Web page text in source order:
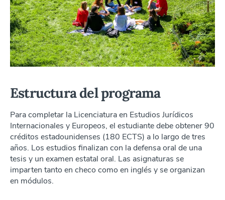
Estructura del programa
Para completar la Licenciatura en Estudios Jurídicos
Internacionales y Europeos, el estudiante debe obtener 90
créditos estadounidenses (180 ECTS) a lo largo de tres
años. Los estudios finalizan con la defensa oral de una
tesis y un examen estatal oral. Las asignaturas se
imparten tanto en checo como en inglés y se organizan
en módulos.